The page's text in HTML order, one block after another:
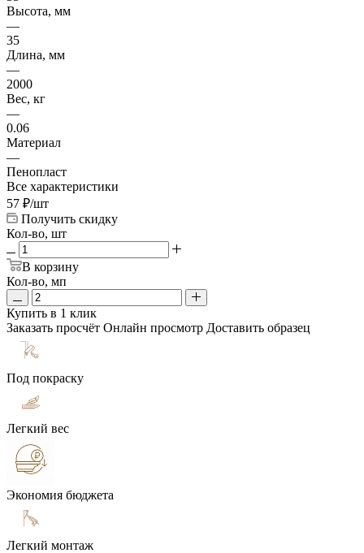
Высота, мм
—
35
Длина, мм
—
2000
Вес, кг
—
0.06
Материал
—
Пенопласт
Все характеристики
57 ₽/шт
Получить скидку
Кол-во, шт
В корзину
Кол-во, мп
Купить в 1 клик
Заказать просчёт Онлайн просмотр Доставить образец
Под покраску
Легкий вес
Экономия бюджета
Легкий монтаж